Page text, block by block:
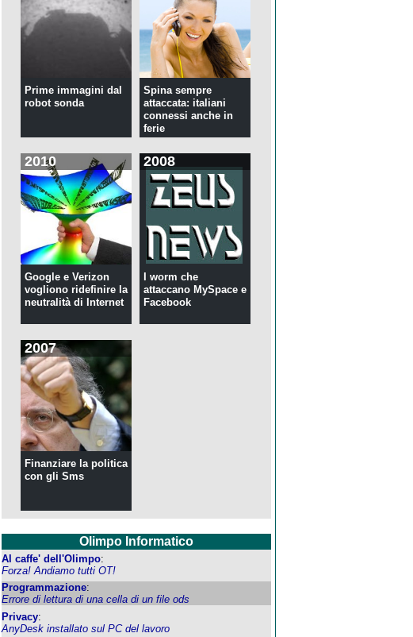
Prime immagini dal
robot sonda
Spina sempre
attaccata: italiani
connessi anche in
ferie
2010
Google e Verizon
vogliono ridefinire la
neutralità di Internet
2008
I worm che
attaccano MySpace e
Facebook
2007
Finanziare la politica
con gli Sms
Olimpo Informatico
Al caffe' dell'Olimpo:
Forza! Andiamo tutti OT!
Programmazione:
Errore di lettura di una cella di un file ods
Privacy:
AnyDesk installato sul PC del lavoro